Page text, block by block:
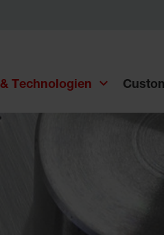
Technologien